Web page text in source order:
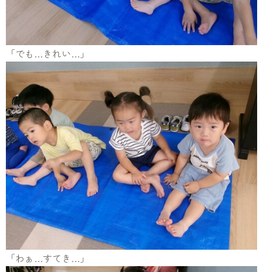
「でも…きれい…」
「わぁ…すてき…」